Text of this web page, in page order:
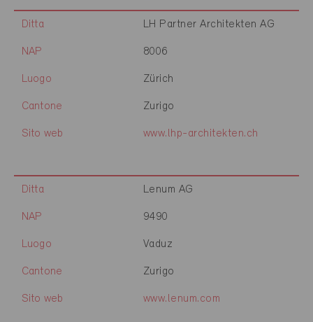
Ditta LH Partner Architekten AG
NAP 8006
Luogo Zürich
Cantone Zurigo
Sito web www.lhp-architekten.ch
Ditta Lenum AG
NAP 9490
Luogo Vaduz
Cantone Zurigo
Sito web www.lenum.com